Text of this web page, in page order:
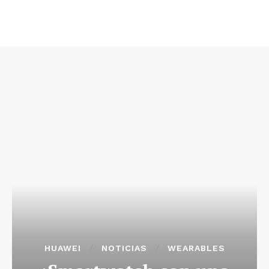
HUAWEI NOTICIAS WEARABLES